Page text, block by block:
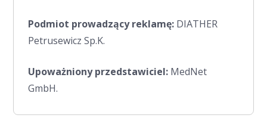
Podmiot prowadzący reklamę: DIATHER
Petrusewicz Sp.K.
Upoważniony przedstawiciel: MedNet
GmbH.